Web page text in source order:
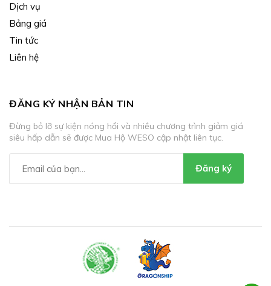
Dịch vụ
Bảng giá
Tin tức
Liên hệ
ĐĂNG KÝ NHẬN BẢN TIN
Đừng bỏ lỡ sự kiện nóng hổi và nhiều chương trình giảm giá
siêu hấp dẫn sẽ được Mua Hộ WESO cập nhật liên tục.
Đăng ký